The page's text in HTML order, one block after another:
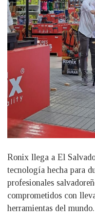
Ronix llega a El
tecnología hecha para
profesionales
comprometidos con
herramientas del mundo.